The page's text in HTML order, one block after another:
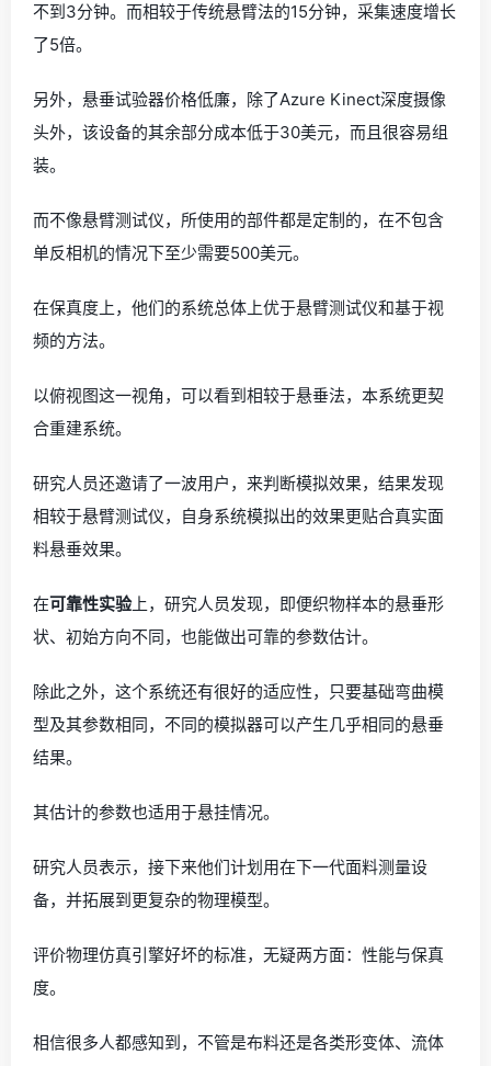
不到3分钟。而相较于传统悬臂法的15分钟，采集速度增长
了5倍。
另外，悬垂试验器价格低廉，除了Azure Kinect深度摄像
头外，该设备的其余部分成本低于30美元，而且很容易组
装。
而不像悬臂测试仪，所使用的部件都是定制的，在不包含
单反相机的情况下至少需要500美元。
在保真度上，他们的系统总体上优于悬臂测试仪和基于视
频的方法。
以俯视图这一视角，可以看到相较于悬垂法，本系统更契
合重建系统。
研究人员还邀请了一波用户，来判断模拟效果，结果发现
相较于悬臂测试仪，自身系统模拟出的效果更贴合真实面
料悬垂效果。
在可靠性实验上，研究人员发现，即便织物样本的悬垂形
状、初始方向不同，也能做出可靠的参数估计。
除此之外，这个系统还有很好的适应性，只要基础弯曲模
型及其参数相同，不同的模拟器可以产生几乎相同的悬垂
结果。
其估计的参数也适用于悬挂情况。
研究人员表示，接下来他们计划用在下一代面料测量设
备，并拓展到更复杂的物理模型。
评价物理仿真引擎好坏的标准，无疑两方面：性能与保真
度。
相信很多人都感知到，不管是布料还是各类形变体、流体